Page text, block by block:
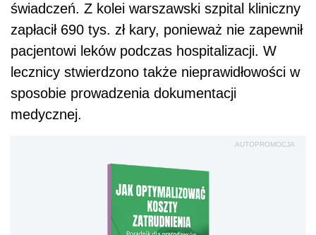
świadczeń. Z kolei warszawski szpital kliniczny
zapłacił 690 tys. zł kary, ponieważ nie zapewnił
pacjentowi leków podczas hospitalizacji. W
lecznicy stwierdzono także nieprawidłowości w
sposobie prowadzenia dokumentacji
medycznej.
AUTOPROMOCJA